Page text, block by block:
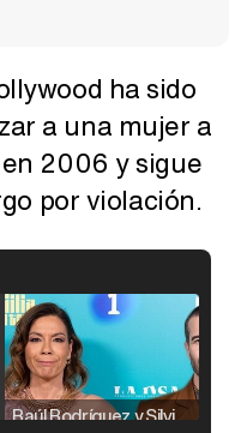
ha sido
a una mujer a
2006 y sigue
por violación.
Raúl Rodríguez y Silvia Taulés nos cuentan su papel en 'La familia de la tele'